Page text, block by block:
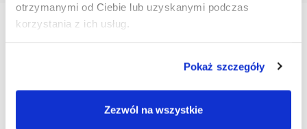
otrzymanymi od Ciebie lub uzyskanymi podczas
korzystania z ich usług.
Pokaż szczegóły
Zezwól na wszystkie
Sukcesem naszej Kancelarii są oczywiście